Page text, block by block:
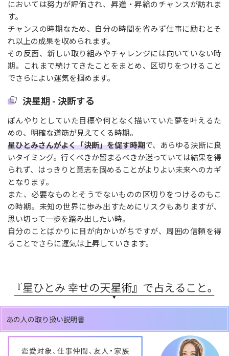
においては努力が評価され、昇進・昇給のチャンスが訪れま
す。
チャンスの時期なため、自分の時間を省みず仕事に励むとそ
れ以上の成果を収められます。
その反面、新しい取り組みやチャレンジには向いていない時
期。これまで続けてきたことをまとめ、区切りをつけること
でさらによい運気を掴めます。
決星期 - 決断する
ぼんやりとしていた目標や何となく描いていた夢を叶えるた
めの、明確な道筋が見えてくる時期。
星ひとみさんがよく「決断」を促す時期で、あらゆる決断に良
いタイミング。行くべきか留まるべきか迷っていては結果を得
られず、はっきりと意志を固めることがよりよい未来へのカギ
となります。
また、必要なものとそうでないものの区切りをつけるのもこ
の時期。未知の世界に歩み出すためにリスクもありますが、
思い切って一歩を踏み出したい時。
自分のことばかりに目が向かいがちですが、周囲の信頼を得
ることでさらに運気は上昇していきます。
あの人の取り扱い説明書